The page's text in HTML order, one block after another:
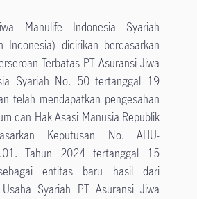
Manulife Indonesia Syariah
Indonesia) didirikan berdasarkan
Terbatas PT Asuransi Jiwa
Syariah No. 50 tertanggal 19
telah mendapatkan pengesahan
dan Hak Asasi Manusia Republik
Keputusan No. AHU-
Tahun 2024 tertanggal 15
entitas baru hasil dari
Syariah PT Asuransi Jiwa